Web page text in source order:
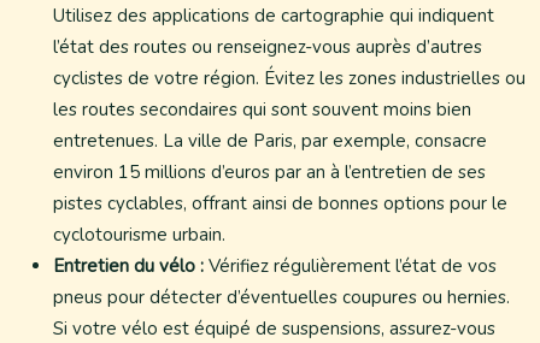
Utilisez des applications de cartographie qui indiquent
l’état des routes ou renseignez-vous auprès d’autres
cyclistes de votre région. Évitez les zones industrielles ou
les routes secondaires qui sont souvent moins bien
entretenues. La ville de Paris, par exemple, consacre
environ 15 millions d’euros par an à l’entretien de ses
pistes cyclables, offrant ainsi de bonnes options pour le
cyclotourisme urbain.
Entretien du vélo : Vérifiez régulièrement l’état de vos
pneus pour détecter d’éventuelles coupures ou hernies.
Si votre vélo est équipé de suspensions, assurez-vous